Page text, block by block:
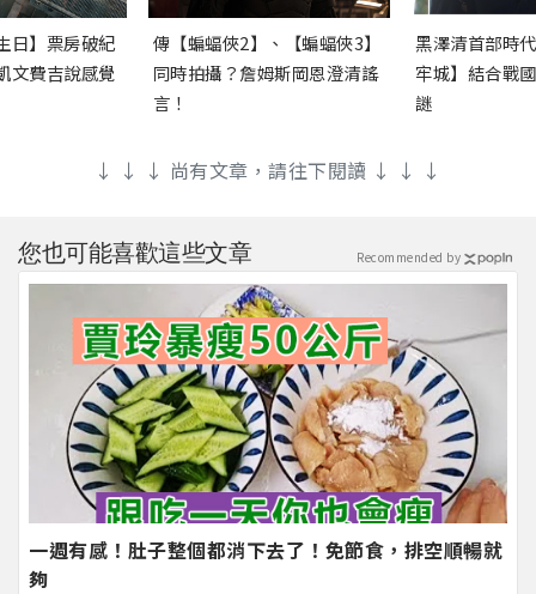
日】票房破紀
文費吉說感覺
傳【蝙蝠俠2】、【蝙蝠俠3】
同時拍攝？詹姆斯岡恩澄清謠
言！
黑澤清首部時
牢城】結合戰
謎
↓ ↓ ↓ 尚有文章，請往下閱讀 ↓ ↓ ↓
您也可能喜歡這些文章
一週有感！肚子整個都消下去了！免節食，排空順暢就
夠
Recommended by